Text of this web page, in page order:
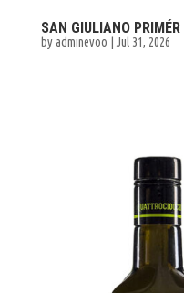
SAN GIULIANO PRIMÉR
byadminevoo Jul 31, 2026